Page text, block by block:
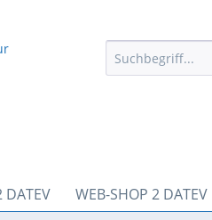
WEB-SHOP 2 DATEV